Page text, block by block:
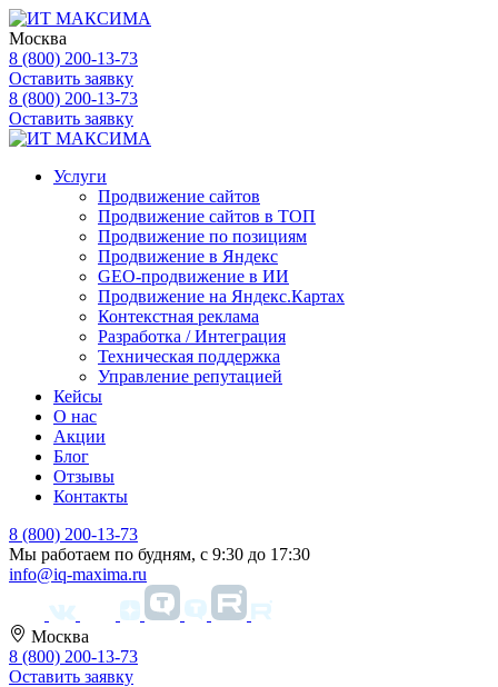
Москва
8 (800) 200-13-73
Оставить заявку
8 (800) 200-13-73
Оставить заявку
Услуги
Продвижение сайтов
Продвижение сайтов в ТОП
Продвижение по позициям
Продвижение в Яндекс
GEO-продвижение в ИИ
Продвижение на Яндекс.Картах
Контекстная реклама
Разработка / Интеграция
Техническая поддержка
Управление репутацией
Кейсы
О нас
Акции
Блог
Отзывы
Контакты
8 (800) 200-13-73
Мы работаем по будням, с 9:30 до 17:30
info@iq-maxima.ru
Москва
8 (800) 200-13-73
Оставить заявку